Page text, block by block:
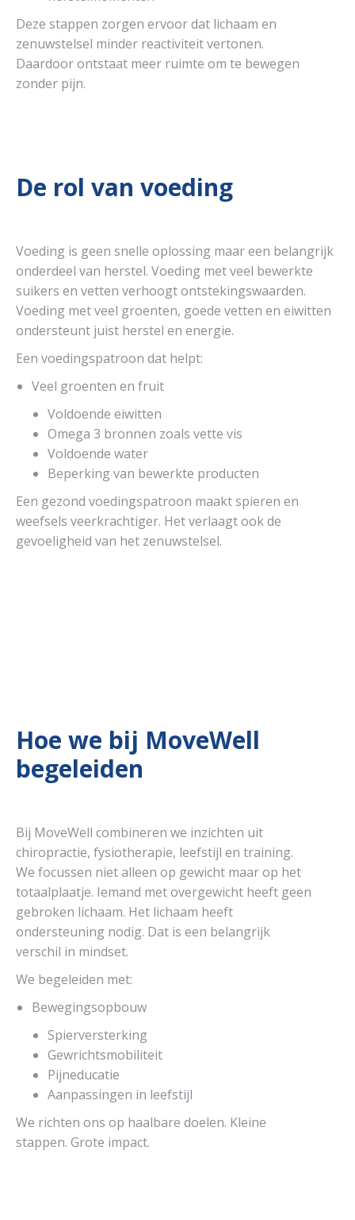
Deze stappen zorgen ervoor dat lichaam en
zenuwstelsel minder reactiviteit vertonen.
Daardoor ontstaat meer ruimte om te bewegen
zonder pijn.
De rol van voeding
Voeding is geen snelle oplossing maar een belangrijk
onderdeel van herstel. Voeding met veel bewerkte
suikers en vetten verhoogt ontstekingswaarden.
Voeding met veel groenten, goede vetten en eiwitten
ondersteunt juist herstel en energie.
Een voedingspatroon dat helpt:
Veel groenten en fruit
Voldoende eiwitten
Omega 3 bronnen zoals vette vis
Voldoende water
Beperking van bewerkte producten
Een gezond voedingspatroon maakt spieren en
weefsels veerkrachtiger. Het verlaagt ook de
gevoeligheid van het zenuwstelsel.
Hoe we bij MoveWell
begeleiden
Bij MoveWell combineren we inzichten uit
chiropractie, fysiotherapie, leefstijl en training.
We focussen niet alleen op gewicht maar op het
totaalplaatje. Iemand met overgewicht heeft geen
gebroken lichaam. Het lichaam heeft
ondersteuning nodig. Dat is een belangrijk
verschil in mindset.
We begeleiden met:
Bewegingsopbouw
Spierversterking
Gewrichtsmobiliteit
Pijneducatie
Aanpassingen in leefstijl
We richten ons op haalbare doelen. Kleine
stappen. Grote impact.